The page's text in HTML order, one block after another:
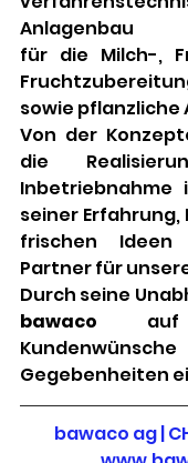
Anlagenbau
für die Milch-,
sowie
Von der
die
seiner
frischen
Partner für
bawaco
Gegebenheiten
bawaco ag |